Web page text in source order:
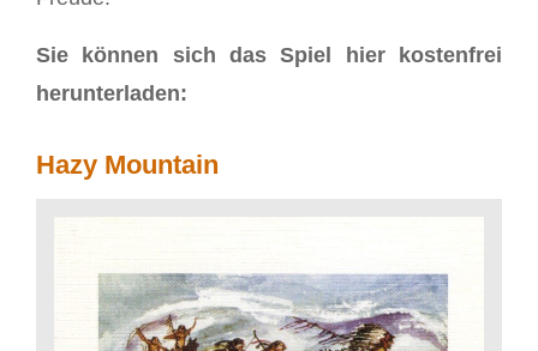
Sie können sich das Spiel hier kostenfrei
herunterladen:
Hazy Mountain